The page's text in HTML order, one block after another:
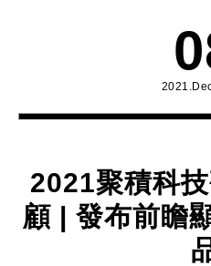
2021聚積科
顧 | 發布前瞻